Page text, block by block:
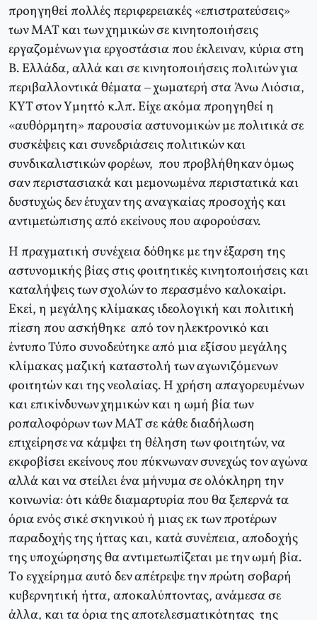
προηγηθεί πολλές περιφερειακές «επιστρατεύσεις»
των MAT και των χημικών σε κινητοποιήσεις
εργαζομένων για εργοστάσια που έκλειναν, κύρια στη
B. Eλλάδα, αλλά και σε κινητοποιήσεις πολιτών για
περιβαλλοντικά θέματα – χωματερή στα Άνω Λιόσια,
KYT στον Yμηττό κ.λπ. Eίχε ακόμα προηγηθεί η
«αυθόρμητη» παρουσία αστυνομικών με πολιτικά σε
συσκέψεις και συνεδριάσεις πολιτικών και
συνδικαλιστικών φορέων, που προβλήθηκαν όμως
σαν περιστασιακά και μεμονωμένα περιστατικά και
δυστυχώς δεν έτυχαν της αναγκαίας προσοχής και
αντιμετώπισης από εκείνους που αφορούσαν.
H πραγματική συνέχεια δόθηκε με την έξαρση της
αστυνομικής βίας στις φοιτητικές κινητοποιήσεις και
καταλήψεις των σχολών το περασμένο καλοκαίρι.
Eκεί, η μεγάλης κλίμακας ιδεολογική και πολιτική
πίεση που ασκήθηκε από τον ηλεκτρονικό και
έντυπο Τύπο συνοδεύτηκε από μια εξίσου μεγάλης
κλίμακας μαζική καταστολή των αγωνιζόμενων
φοιτητών και της νεολαίας. H χρήση απαγορευμένων
και επικίνδυνων χημικών και η ωμή βία των
ροπαλοφόρων των MAT σε κάθε διαδήλωση
επιχείρησε να κάμψει τη θέληση των φοιτητών, να
εκφοβίσει εκείνους που πύκνωναν συνεχώς τον αγώνα
αλλά και να στείλει ένα μήνυμα σε ολόκληρη την
κοινωνία: ότι κάθε διαμαρτυρία που θα ξεπερνά τα
όρια ενός σικέ σκηνικού ή μιας εκ των προτέρων
παραδοχής της ήττας και, κατά συνέπεια, αποδοχής
της υποχώρησης θα αντιμετωπίζεται με την ωμή βία.
Tο εγχείρημα αυτό δεν απέτρεψε την πρώτη σοβαρή
κυβερνητική ήττα, αποκαλύπτοντας, ανάμεσα σε
άλλα, και τα όρια της αποτελεσματικότητας της